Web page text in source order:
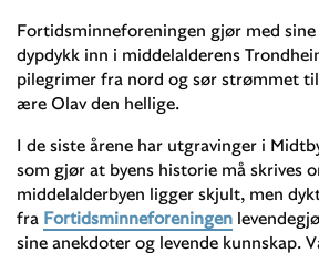
Fortidsminneforeningen gjør med
dypdykk inn i middelalderens
pilegrimer fra nord og sør strømmet
ære Olav den hellige.
I de siste årene har utgravinger i
som gjør at byens historie må skrives
middelalderbyen ligger skjult, men
fra Fortidsminneforeningen
sine anekdoter og levende kunnskap.